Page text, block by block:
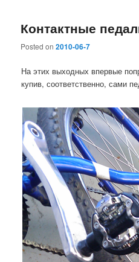
Контактные
Posted on2010-06-7
На этих выходных впервые
купив, соответственно, сами